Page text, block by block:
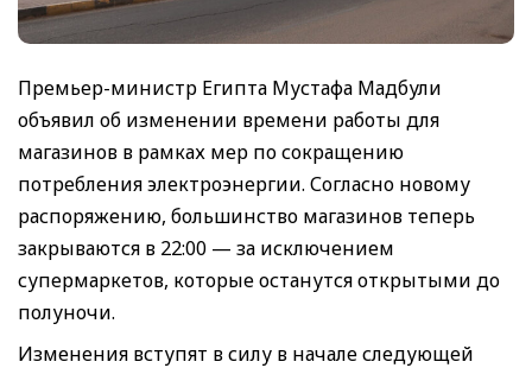
Премьер-министр Египта Мустафа Мадбули
объявил об изменении времени работы для
магазинов в рамках мер по сокращению
потребления электроэнергии. Согласно новому
распоряжению, большинство магазинов теперь
закрываются в 22:00 — за исключением
супермаркетов, которые останутся открытыми до
полуночи.
Изменения вступят в силу в начале следующей